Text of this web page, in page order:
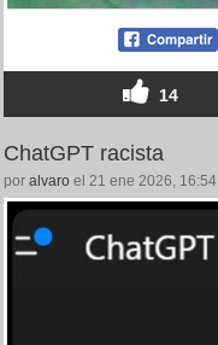
14
ChatGPT racista
por alvaro el 21 ene 2026, 16:54